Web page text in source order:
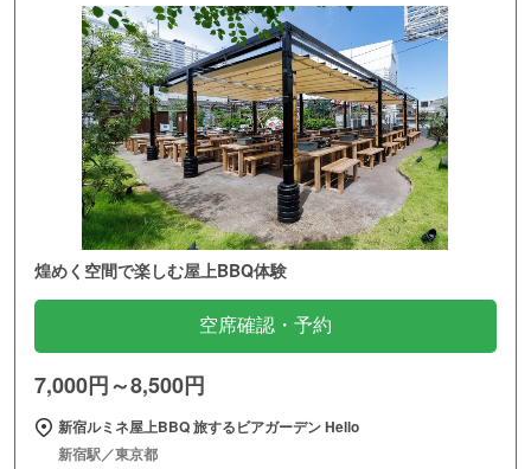
煌めく空間で楽しむ屋上BBQ体験
空席確認・予約
7,000円～8,500円
新宿ルミネ屋上BBQ 旅するビアガーデン Hello
新宿駅／東京都